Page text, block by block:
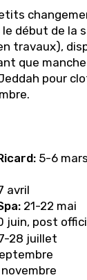
début de la
travaux),
que
pour
5-6 mars
avril
21-22 mai
juin, post
28 juillet